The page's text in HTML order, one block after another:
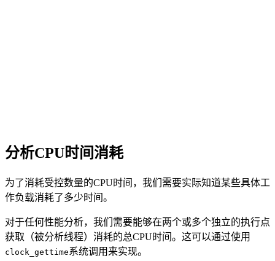
分析CPU时间消耗
为了消耗受控数量的CPU时间，我们需要实际知道某些具体工
作负载消耗了多少时间。
对于任何性能分析，我们需要能够在两个或多个独立的执行点
获取（被分析线程）消耗的总CPU时间。这可以通过使用
clock_gettime系统调用来实现。